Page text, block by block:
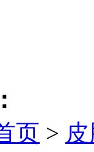
页 >